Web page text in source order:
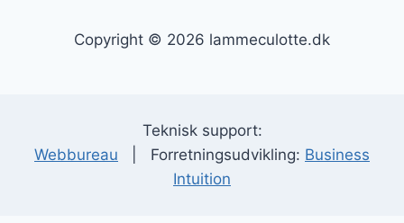
Copyright © 2026 lammeculotte.dk
Teknisk support:
Webbureau | Forretningsudvikling: Business
Intuition